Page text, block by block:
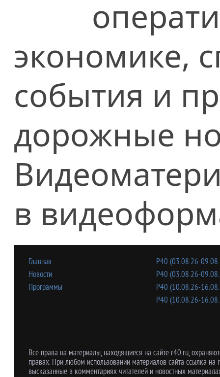
экономике,
события и
дорожные
в
Главная
Новости
Программы
Р40 (03.08.26-
Р40 (03.08.26-
Р40 (10.08.26-
Р40 (10.08.26-
Все права на материалы, находящиеся на сайте r40.ru,
правах. При любом использовании материалов сайта ссылка
высказанные в комментариях читателей и новостных